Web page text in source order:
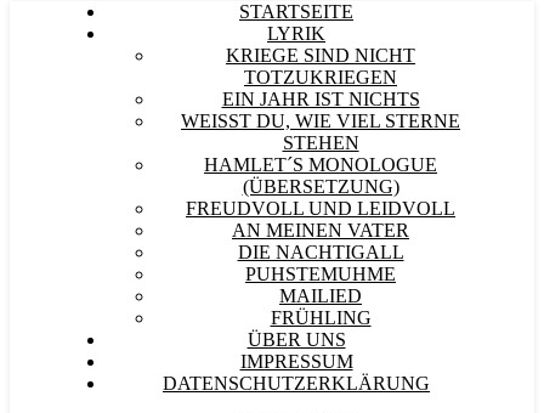
STARTSEITE
LYRIK
KRIEGE SIND NICHT
TOTZUKRIEGEN
EIN JAHR IST NICHTS
WEISST DU, WIE VIEL STERNE S
TEHEN
HAMLET´S MONOLOGUE
(ÜBERSETZUNG)
FREUDVOLL UND LEIDVOLL
AN MEINEN VATER
DIE NACHTIGALL
PUHSTEMUHME
MAILIED
FRÜHLING
ÜBER UNS
IMPRESSUM
DATENSCHUTZERKLÄRUNG